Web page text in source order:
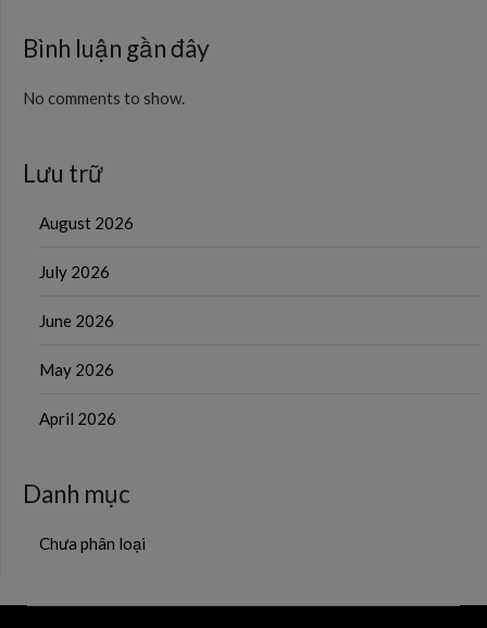
Bình luận gần đây
No comments to show.
Lưu trữ
August 2026
July 2026
June 2026
May 2026
April 2026
Danh mục
Chưa phân loại